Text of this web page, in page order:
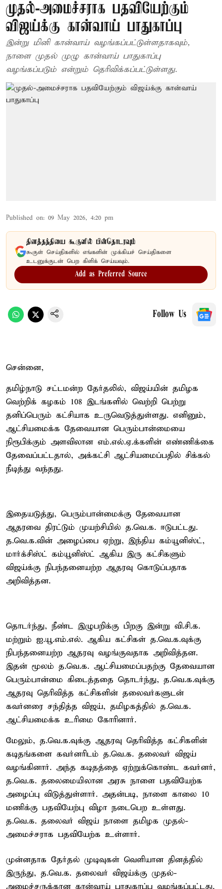
முதல்-அமைச்சராக பதவியேற்கும்
விஜய்க்கு கான்வாய் பாதுகாப்பு
இன்று மினி கான்வாய் வழங்கப்பட்டுள்ளதாகவும்,
நாளை முதல் முழு கான்வாய் பாதுகாப்பு
வழங்கப்படும் என்றும் தெரிவிக்கப்பட்டுள்ளது.
Published on: 09 May 2026, 4:20 pm
தினத்தந்தியை கூகுளில் பின்தொடரவும்
கூகுள் செய்திகளில் எங்களின் முக்கியச் செய்திகளை
உடனுக்குடன் பெற கிளிக் செய்யவும்.
Add as Preferred Source
Follow Us
சென்னை,
தமிழ்நாடு சட்டமன்ற தேர்தலில், விஜய்யின் தமிழக
வெற்றிக் கழகம் 108 இடங்களில் வெற்றி பெற்று
தனிப்பெரும் கட்சியாக உருவெடுத்துள்ளது. எனினும்,
ஆட்சியமைக்க தேவையான பெரும்பான்மையை
நிரூபிக்கும் அளவிலான எம்.எல்.ஏ.க்களின் எண்ணிக்கை
தேவைப்பட்டதால், அக்கட்சி ஆட்சியமைப்பதில் சிக்கல்
நீடித்து வந்தது.
இதையடுத்து, பெரும்பான்மைக்கு தேவையான
ஆதரவை திரட்டும் முயற்சியில் த.வெ.க. ஈடுபட்டது.
த.வெ.க.வின் அழைப்பை ஏற்று, இந்திய கம்யூனிஸ்ட்,
மார்க்சிஸ்ட் கம்யூனிஸ்ட் ஆகிய இரு கட்சிகளும்
விஜய்க்கு நிபந்தனையற்ற ஆதரவு கொடுப்பதாக
அறிவித்தன.
தொடர்ந்து, நீண்ட இழுபறிக்கு பிறகு இன்று வி.சி.க.
மற்றும் ஐ.யூ.எம்.எல். ஆகிய கட்சிகள் த.வெ.க.வுக்கு
நிபந்தனையற்ற ஆதரவு வழங்குவதாக அறிவித்தன.
இதன் மூலம் த.வெ.க. ஆட்சியமைப்பதற்கு தேவையான
பெரும்பான்மை கிடைத்ததை தொடர்ந்து, த.வெ.க.வுக்கு
ஆதரவு தெரிவித்த கட்சிகளின் தலைவர்களுடன்
கவர்னரை சந்தித்த விஜய், தமிழகத்தில் த.வெ.க.
ஆட்சியமைக்க உரிமை கோரினார்.
மேலும், த.வெ.க.வுக்கு ஆதரவு தெரிவித்த கட்சிகளின்
கடிதங்களை கவர்னரிடம் த.வெ.க. தலைவர் விஜய்
வழங்கினார். அந்த கடிதத்தை ஏற்றுக்கொண்ட கவர்னர்,
த.வெ.க. தலைமையிலான அரசு நாளை பதவியேற்க
அழைப்பு விடுத்துள்ளார். அதன்படி, நாளை காலை 10
மணிக்கு பதவியேற்பு விழா நடைபெற உள்ளது.
த.வெ.க. தலைவர் விஜய் நாளை தமிழக முதல்-
அமைச்சராக பதவியேற்க உள்ளார்.
முன்னதாக தேர்தல் முடிவுகள் வெளியான தினத்தில்
இருந்து, த.வெ.க. தலைவர் விஜய்க்கு முதல்-
அமைச்சருக்கான கான்வாய் பாதுகாப்பு வழங்கப்பட்டது.